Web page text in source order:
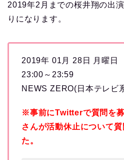
2019年2月までの桜井翔の出
りになります。
2019年 01月 28日 月曜日
23:00～23:59
NEWS ZERO(日本テレビ
※事前にTwitterで質問を
さんが活動休止について
た。